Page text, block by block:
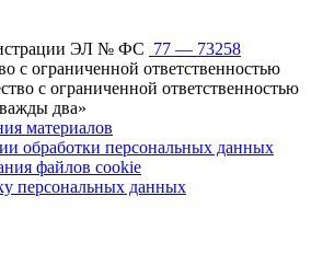
ЭЛ № ФС 77 — 73258
с ограниченной ответственностью
с ограниченной ответственностью
два»
материалов
обработки персональных данных
файлов cookie
персональных данных